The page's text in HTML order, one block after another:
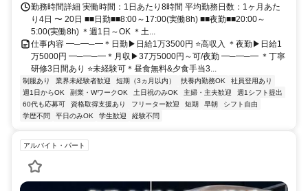
勤務時間詳細 実働時間：1日あたり8時間 平均勤務日数：1ヶ月あた
り4日 〜 20日 ■■日勤■■8:00～17:00(実働8h) ■■夜勤■■20:00～
5:00(実働8h) ＊週1日～OK ＊土...
仕事内容 ━─━─━＊日勤▶日給1万3500円 ⭐高収入 ＊夜勤▶日給1
万5000円 ━─━─━＊月収▶37万5000円～可/夜勤 ━─━─━ ＊丁寧
研修3日間あり ⭐未経験可＊昼食無料&夕食手当3...
制服あり 業界未経験者歓迎 短期（3ヵ月以内） 扶養内勤務OK
社員登用あり
週1日からOK
副業・WワークOK 土日祝のみOK 主婦・主夫歓迎
週1シフト提出
60代も応募可
資格取得支援あり フリーター歓迎 短期 早朝
シフト自由
学歴不問
平日のみOK 学生歓迎 経験不問
アルバイト・パート